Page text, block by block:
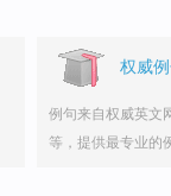
权威
例句来自权威英文
等，提供最专业的